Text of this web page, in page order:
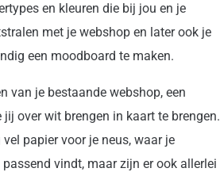
en kleuren die bij jou en je
met je webshop en later ook je
een moodboard te maken.
van je bestaande webshop, een
over wit brengen in kaart te brengen.
papier voor je neus, waar je
vindt, maar zijn er ook allerlei